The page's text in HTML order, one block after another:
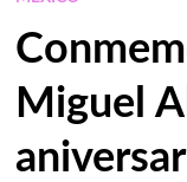
Miguel